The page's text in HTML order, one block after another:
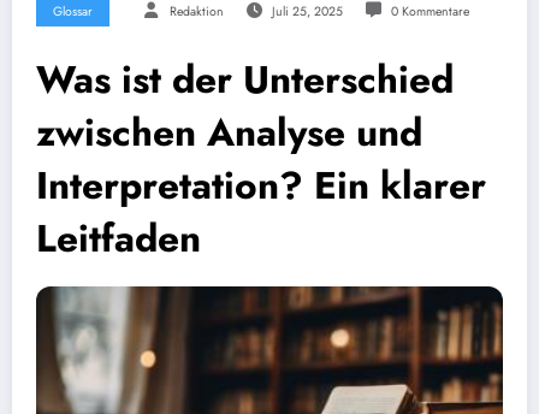
Glossar Redaktion Juli 25, 2025 0 Kommentare
Was ist der Unterschied
zwischen Analyse und
Interpretation? Ein klarer
Leitfaden